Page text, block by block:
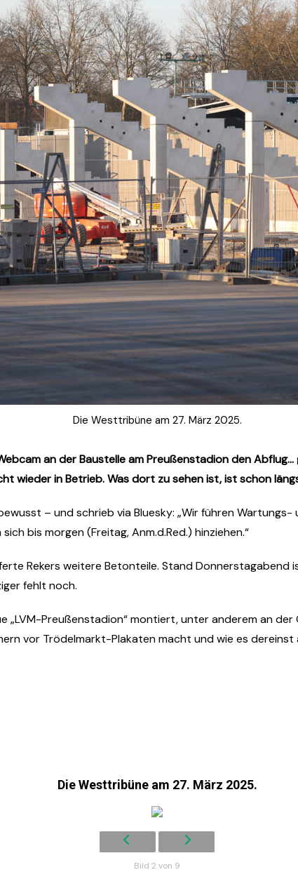
Die Westtribüne am 27. März 2025.
an der Baustelle am Preußenstadion den
wieder in Betrieb. Was dort zu sehen ist, ist schon
– und schrieb via Bluesky: „Wir führen
bis morgen (Freitag, Anm.d.Red.) hinziehen.“
Rekers weitere Betonteile. Stand
fehlt noch.
„LVM-Preußenstadion“ montiert, unter anderem an
vor Trödelmarkt-Plakaten macht und wie es dereinst
Die Westtribüne am 27. März 2025.
Bild 2 von 9